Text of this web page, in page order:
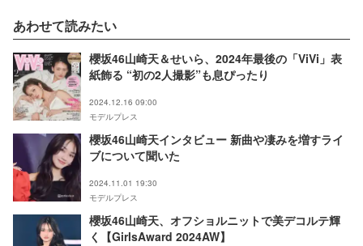
あわせて読みたい
櫻坂46山崎天＆せいら、2024年最後の「ViVi」表
紙飾る “初の2人撮影”も息ぴったり
2024.12.16 09:00
モデルプレス
櫻坂46山崎天インタビュー 新曲や凄みを増すライ
ブについて聞いた
2024.11.01 19:30
モデルプレス
櫻坂46山崎天、オフショルニットで美デコルテ輝
く【GirlsAward 2024AW】